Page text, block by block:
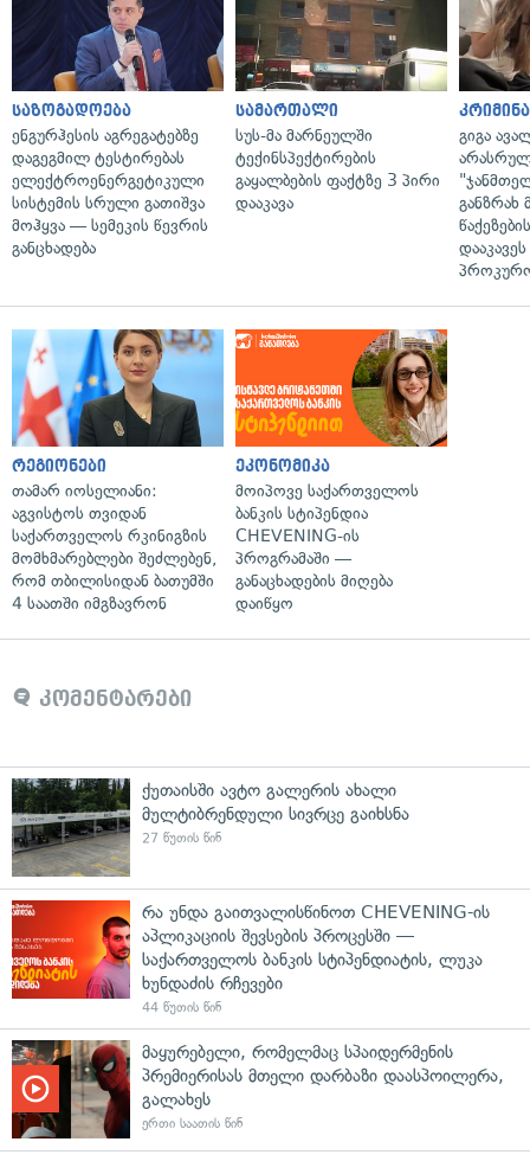
საზოგადოება
ენგურჰესის აგრეგატებზე
დაგეგმილ ტესტირებას
ელექტროენერგეტიკული
სისტემის სრული გათიშვა
მოჰყვა — სემეკის წევრის
განცხადება
სამართალი
სუს-მა მარნეულში
ტექინსპექტირების
გაყალბების ფაქტზე 3 პირი
დააკავა
გიგა
განზრახ
რეგიონები
თამარ იოსელიანი:
აგვისტოს თვიდან
საქართველოს რკინიგზის
მომხმარებლები შეძლებენ,
რომ თბილისიდან ბათუმში
4 საათში იმგზავრონ
ეკონომიკა
მოიპოვე საქართველოს
ბანკის სტიპენდია
CHEVENING-ის
პროგრამაში —
განაცხადების მიღება
დაიწყო
კომენტარები
ქუთაისში ავტო გალერის ახალი
მულტიბრენდული სივრცე გაიხსნა
27 წუთის წინ
რა უნდა გაითვალისწინოთ CHEVENING-ის
აპლიკაციის შევსების პროცესში —
საქართველოს ბანკის სტიპენდიატის, ლუკა
ხუნდაძის რჩევები
44 წუთის წინ
მაყურებელი, რომელმაც სპაიდერმენის
პრემიერისას მთელი დარბაზი დაასპოილერა,
გალახეს
ერთი საათის წინ